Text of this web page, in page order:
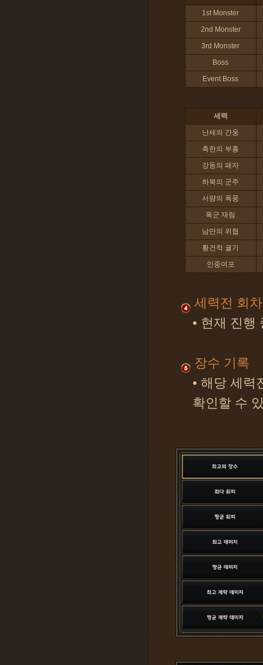
1st Monster
2nd Monster
3rd Monster
Boss
Event Boss
세력
난세의 간웅
촉한의 부흥
강동의 패자
하북의 군주
서량의 폭풍
폭군 재림
남만의 위협
황건적 궐기
인중여포
세력전 회
• 현재 진행
장수 기록
• 해당 세력
확인할 수